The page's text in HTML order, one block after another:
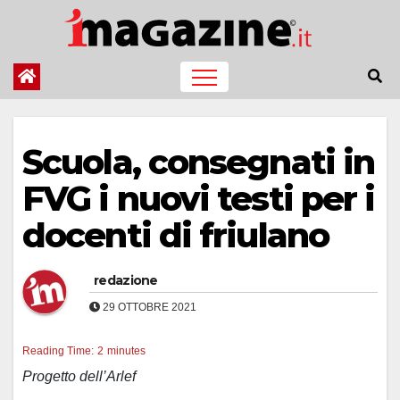
contenuto
Scuola, consegnati in
FVG i nuovi testi per i
docenti di friulano
redazione
29 OTTOBRE 2021
Reading Time: 2 minutes
Progetto dell’Arlef